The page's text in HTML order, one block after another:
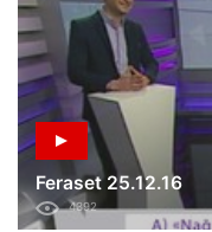
Feraset 25.12.16
4392